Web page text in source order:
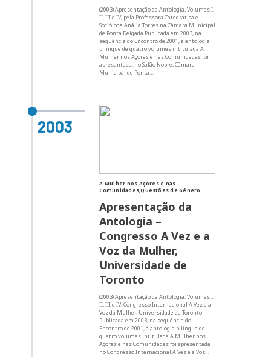
(2003) Apresentação da Antologia, Volumes I,
II, III e IV, pela Professora Catedrática e
Socióloga Anália Torres na Câmara Municipal
de Ponta Delgada Publicada em 2003, na
sequência do Encontro de 2001, a antologia
bilingue de quatro volumes intitulada A
Mulher nos Açores e nas Comunidades foi
apresentada, no Salão Nobre, Câmara
Municipal de Ponta…
2003
A Mulher nos Açores e nas
Comunidades,Questões de Género
Apresentação da
Antologia –
Congresso A Vez e a
Voz da Mulher,
Universidade de
Toronto
(2003) Apresentação da Antologia, Volumes I,
II, III e IV, Congresso Internacional A Vez e a
Voz da Mulher, Universidade de Toronto
Publicada em 2003, na sequência do
Encontro de 2001, a antologia bilingue de
quatro volumes intitulada A Mulher nos
Açores e nas Comunidades foi apresentada
no Congresso Internacional A Vez e a Voz…